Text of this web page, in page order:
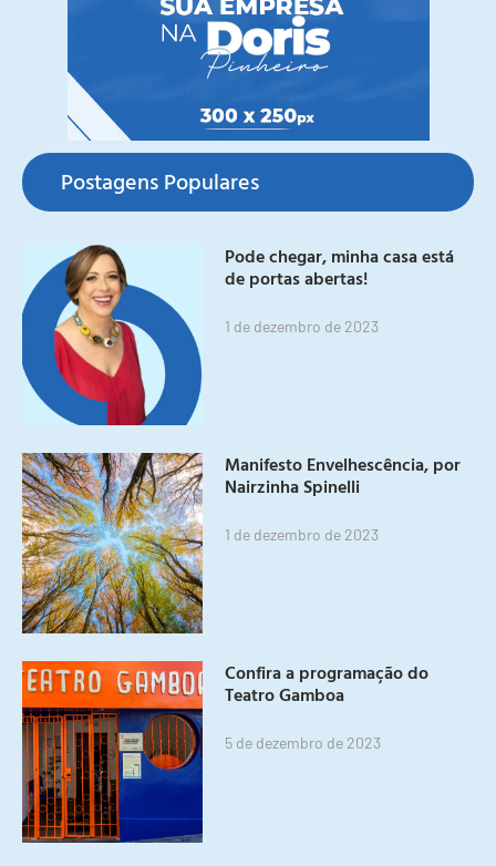
Postagens Populares
Pode chegar, minha casa está
de portas abertas!
1 de dezembro de 2023
Manifesto Envelhescência, por
Nairzinha Spinelli
1 de dezembro de 2023
Confira a programação do
Teatro Gamboa
5 de dezembro de 2023